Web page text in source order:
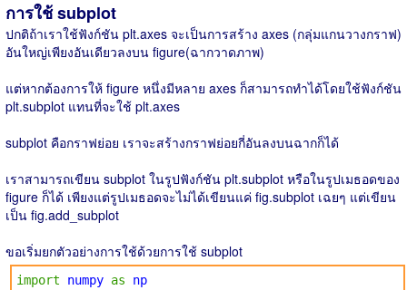
การใช้ subplot
ปกติถ้าเราใช้ฟังก์ชัน plt.axes จะเป็นการสร้าง axes (กลุ่มแกนวางกราฟ)
อันใหญ่เพียงอันเดียวลงบน figure(ฉากวาดภาพ)
แต่หากต้องการให้ figure หนึ่งมีหลาย axes ก็สามารถทำได้โดยใช้ฟังก์ชัน
plt.subplot แทนที่จะใช้ plt.axes
subplot คือกราฟย่อย เราจะสร้างกราฟย่อยกี่อันลงบนฉากก็ได้
เราสามารถเขียน subplot ในรูปฟังก์ชัน plt.subplot หรือในรูปเมธอดของ
figure ก็ได้ เพียงแต่รูปเมธอดจะไม่ได้เขียนแค่ fig.subplot เฉยๆ แต่เขียน
เป็น fig.add_subplot
ขอเริ่มยกตัวอย่างการใช้ด้วยการใช้ subplot
import numpy as
np